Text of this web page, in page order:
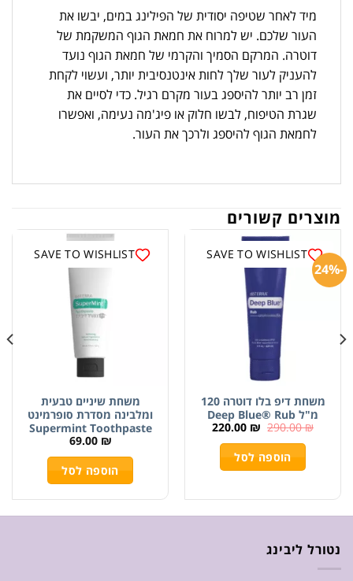
מיד לאחר שטיפה יסודית של הפילינג במים, יבשו את
העור שלכם. יש למרוח את חמאת הגוף המשקמת של
דוטרה. המרקם הסמיך והקרמי של חמאת הגוף נועד
להעניק לעור שלך לחות אינטנסיבית יותר, ועשוי לקחת
זמן רב יותר להיספג בעור מקרם רגיל. כדי לסיים את
שגרת הטיפוח, לבשו חלוק או פיג'מה נעימה, ואפשרו
לחמאת הגוף להיספג ולרכך את העור.
מוצרים קשורים
SAVE TO WISHLIST
-24%
משחת דיפ בלו דוטרה 120
מ"ל Deep Blue® Rub
290.00₪
220.00 ₪
הוספה לסל
SAVE TO WISHLIST
משחת שיניים טבעית
ומלבינה מסדרת סופרמינט
Supermint Toothpaste
69.00 ₪
הוספה לסל
נטורל ליבינג